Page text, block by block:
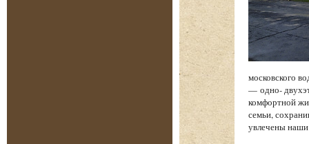
московского
— одно-
комфортной
семьи,
увлечены